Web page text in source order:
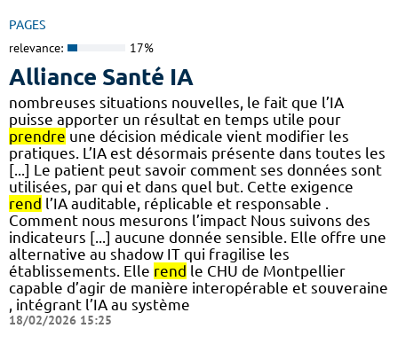
PAGES
relevance: 17%
Alliance Santé IA
nombreuses situations nouvelles, le fait que l’IA
puisse apporter un résultat en temps utile pour
prendre une décision médicale vient modifier les
pratiques. L’IA est désormais présente dans toutes les
[...] Le patient peut savoir comment ses données sont
utilisées, par qui et dans quel but. Cette exigence
rend l’IA auditable, réplicable et responsable .
Comment nous mesurons l’impact Nous suivons des
indicateurs [...] aucune donnée sensible. Elle offre une
alternative au shadow IT qui fragilise les
établissements. Elle rend le CHU de Montpellier
capable d’agir de manière interopérable et souveraine
, intégrant l’IA au système
18/02/2026 15:25